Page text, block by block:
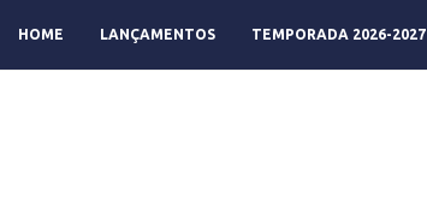
HOME LANÇAMENTOS TEMPORADA 2026-2027